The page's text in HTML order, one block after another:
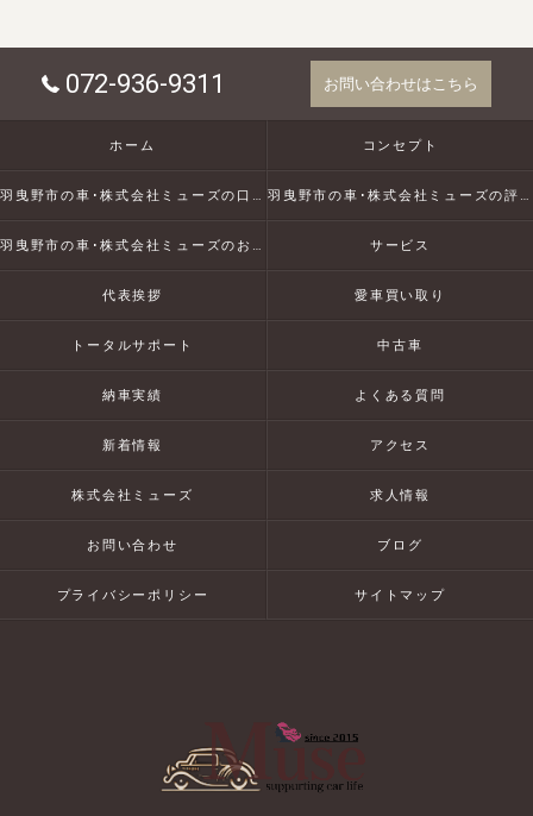
072-936-9311 お問い合わせはこちら
ホーム コンセプト
羽曳野市の車･株式会社ミューズの口コミ情報 羽曳野市の車･株式会社ミューズの評判
羽曳野市の車･株式会社ミューズのお客様の声 サービス
代表挨拶 愛車買い取り
トータルサポート 中古車
納車実績 よくある質問
新着情報 アクセス
株式会社ミューズ 求人情報
お問い合わせ ブログ
プライバシーポリシー サイトマップ